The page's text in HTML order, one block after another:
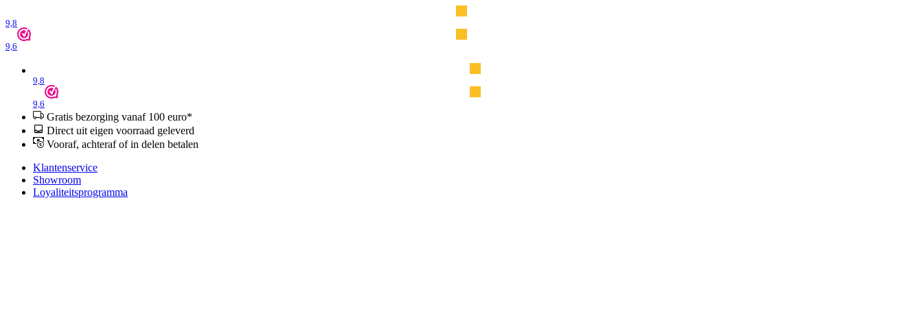
9,8
9,6
9,8
9,6
Gratis bezorging vanaf 100 euro*
Direct uit eigen voorraad geleverd
Vooraf, achteraf of in delen betalen
Klantenservice
Showroom
Loyaliteitsprogramma